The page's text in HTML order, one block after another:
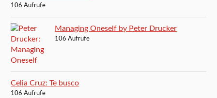
106 Aufrufe
Managing Oneself by Peter Drucker
106 Aufrufe
Celia Cruz: Te busco
106 Aufrufe